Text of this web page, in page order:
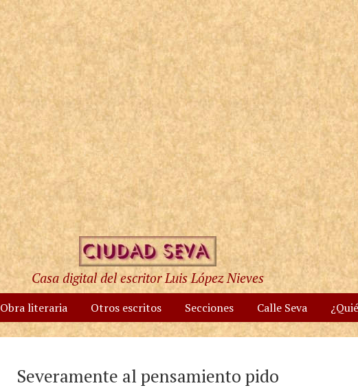
Casa digital del escritor Luis López Nieves
Obra literaria Otros escritos Secciones Calle Seva
Severamente al pensamiento pido